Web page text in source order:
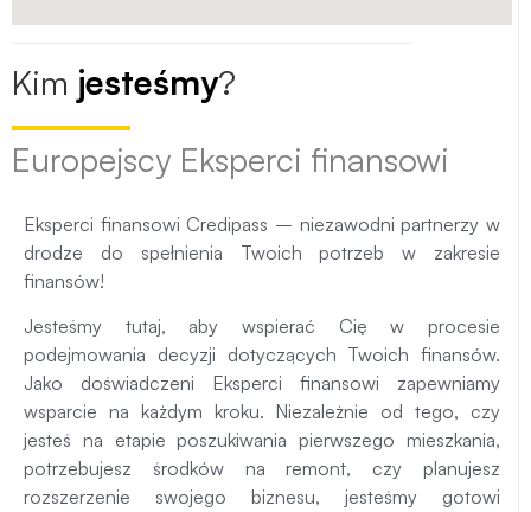
Kim jesteśmy?
Europejscy Eksperci finansowi
Eksperci finansowi Credipass – niezawodni partnerzy w
drodze do spełnienia Twoich potrzeb w zakresie
finansów!
Jesteśmy tutaj, aby wspierać Cię w procesie
podejmowania decyzji dotyczących Twoich finansów.
Jako doświadczeni Eksperci finansowi zapewniamy
wsparcie na każdym kroku. Niezależnie od tego, czy
jesteś na etapie poszukiwania pierwszego mieszkania,
potrzebujesz środków na remont, czy planujesz
rozszerzenie swojego biznesu, jesteśmy gotowi